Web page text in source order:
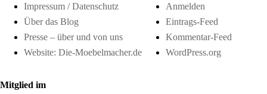
Impressum / Datenschutz
Über das Blog
Presse – über und von uns
Website: Die-Moebelmacher.de
Anmelden
Eintrags-Feed
Kommentar-Feed
WordPress.org
Mitglied im